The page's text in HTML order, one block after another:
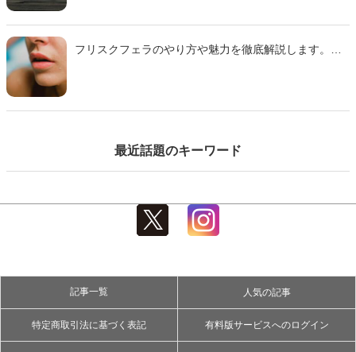
フリスクフェラのやり方や魅力を徹底解説します。ミ
して下さい。
最近話題のキーワード
記事一覧 人気の記事
特定商取引法に基づく表記 有料版サービスへのログイン